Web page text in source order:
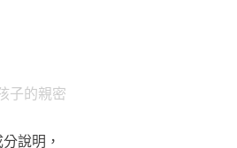
子的親密
說明，